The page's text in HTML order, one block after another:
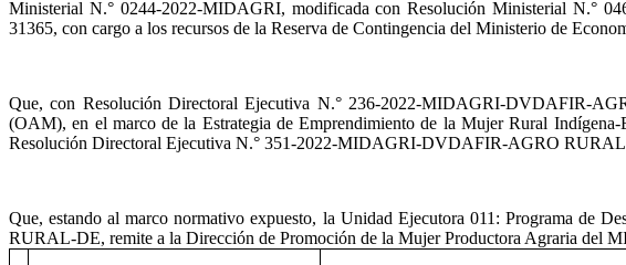
Ministerial N.° 0244-2022-MIDAGRI, modificada con Resolución Ministerial N.°
31365, con cargo a los recursos de la Reserva de Contingencia del Ministerio de
Que, con Resolución Directoral Ejecutiva N.° 236-2022-MIDAGRI-DVDAFIR-
(OAM), en el marco de la Estrategia de Emprendimiento de la Mujer Rural
Resolución Directoral Ejecutiva N.° 351-2022-MIDAGRI-DVDAFIR-AGRO
Que, estando al marco normativo expuesto, la Unidad Ejecutora 011: Programa
RURAL-DE, remite a la Dirección de Promoción de la Mujer Productora Agraria del